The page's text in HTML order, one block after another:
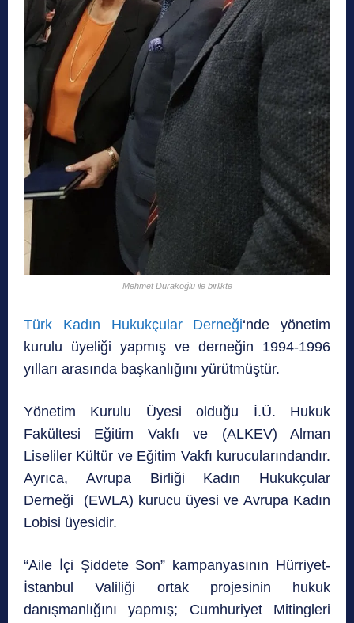
Mehmet Durakoğlu ile birlikte
Türk Kadın Hukukçular Derneği‘nde yönetim
kurulu üyeliği yapmış ve derneğin 1994-1996
yılları arasında başkanlığını yürütmüştür.
Yönetim Kurulu Üyesi olduğu İ.Ü. Hukuk
Fakültesi Eğitim Vakfı ve (ALKEV) Alman
Liseliler Kültür ve Eğitim Vakfı kurucularındandır.
Ayrıca, Avrupa Birliği Kadın Hukukçular
Derneği (EWLA) kurucu üyesi ve Avrupa Kadın
Lobisi üyesidir.
“Aile İçi Şiddete Son” kampanyasının Hürriyet-
İstanbul Valiliği ortak projesinin hukuk
danışmanlığını yapmış; Cumhuriyet Mitingleri